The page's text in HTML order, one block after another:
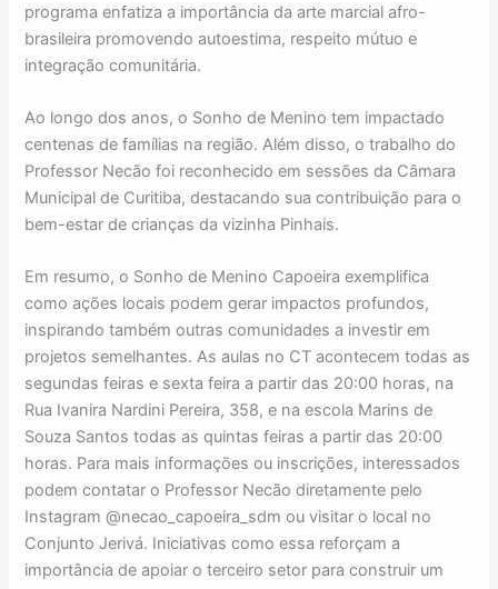
programa enfatiza a importância da arte marcial afro-
brasileira promovendo autoestima, respeito mútuo e
integração comunitária.
Ao longo dos anos, o Sonho de Menino tem impactado
centenas de famílias na região. Além disso, o trabalho do
Professor Necão foi reconhecido em sessões da Câmara
Municipal de Curitiba, destacando sua contribuição para o
bem-estar de crianças da vizinha Pinhais.
Em resumo, o Sonho de Menino Capoeira exemplifica
como ações locais podem gerar impactos profundos,
inspirando também outras comunidades a investir em
projetos semelhantes. As aulas no CT acontecem todas as
segundas feiras e sexta feira a partir das 20:00 horas, na
Rua Ivanira Nardini Pereira, 358, e na escola Marins de
Souza Santos todas as quintas feiras a partir das 20:00
horas. Para mais informações ou inscrições, interessados
podem contatar o Professor Necão diretamente pelo
Instagram @necao_capoeira_sdm ou visitar o local no
Conjunto Jerivá. Iniciativas como essa reforçam a
importância de apoiar o terceiro setor para construir um